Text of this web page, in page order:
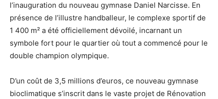
l’inauguration du nouveau gymnase Daniel Narcisse. En
présence de l’illustre handballeur, le complexe sportif de
1 400 m² a été officiellement dévoilé, incarnant un
symbole fort pour le quartier où tout a commencé pour le
double champion olympique.
D’un coût de 3,5 millions d’euros, ce nouveau gymnase
bioclimatique s’inscrit dans le vaste projet de Rénovation